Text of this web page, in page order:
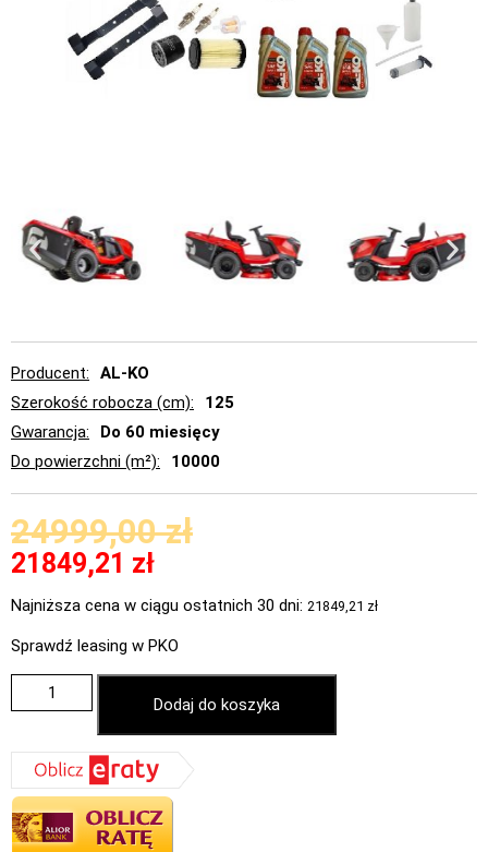
Producent
AL-KO
Szerokość robocza (cm)
125
Gwarancja
Do 60 miesięcy
Do powierzchni (m²)
10000
24999,00zł
21849,21 zł
Najniższa cena w ciągu ostatnich 30 dni: 21849,21 zł
Sprawdź leasing w PKO
Dodaj do koszyka